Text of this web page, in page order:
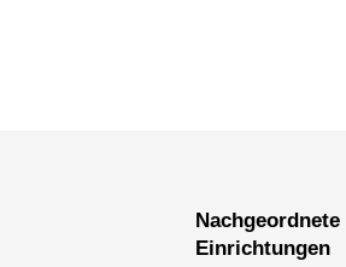
Nachgeordnete
Einrichtungen